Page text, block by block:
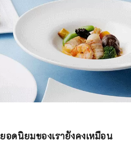
ดนิยมของเรายังคงเหมือน